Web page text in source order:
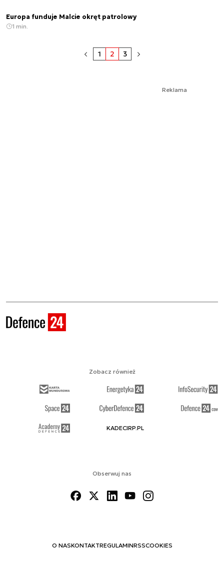
Europa funduje Malcie okręt patrolowy
1 min.
1 2 3
Reklama
Obserwuj nas
O NASKONTAKTREGULAMINRSSCOOKIES
Zobacz również
KADECIRP.PL